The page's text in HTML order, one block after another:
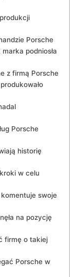
Porsche
podniosła
z firmą Porsche
Porsche
historię
w⁢ celu
swoje​
⁣na pozycję
⁣firmę⁤ o takiej
Porsche w